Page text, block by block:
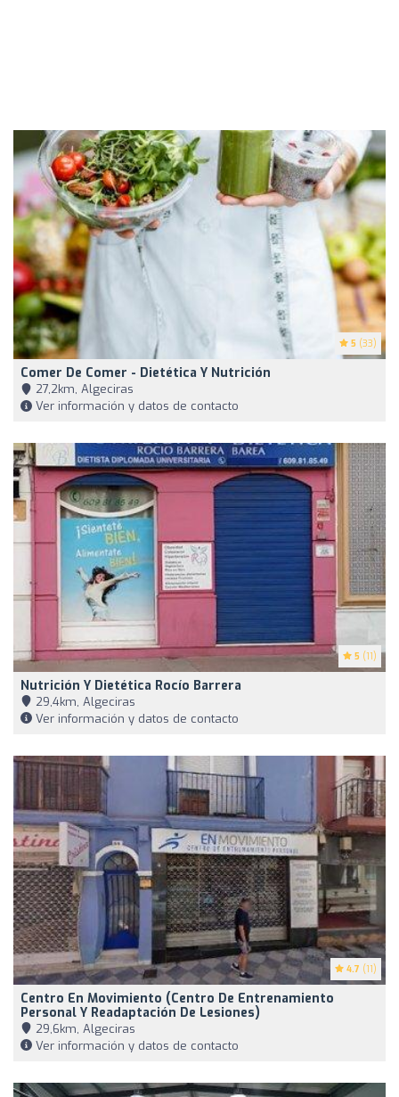
5 (33)
Comer De Comer - Dietética Y Nutrición
27,2km, Algeciras
Ver información y datos de contacto
5 (11)
Nutrición Y Dietética Rocío Barrera
29,4km, Algeciras
Ver información y datos de contacto
4.7 (11)
Centro En Movimiento (Centro De Entrenamiento
Personal Y Readaptación De Lesiones)
29,6km, Algeciras
Ver información y datos de contacto